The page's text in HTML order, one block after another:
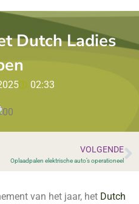
Dutch Ladies
02:33
VOLGENDE
Oplaadpalen elektrische auto’s operationeel
van het jaar, het Dutch